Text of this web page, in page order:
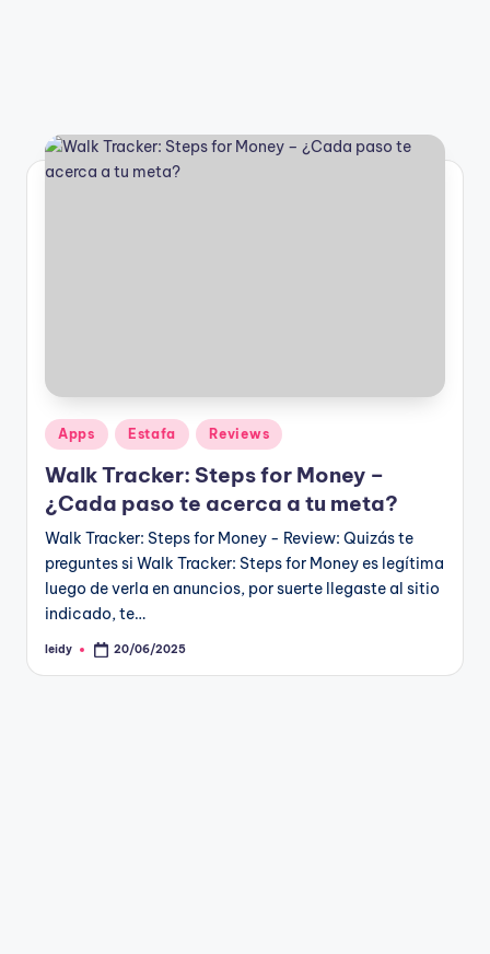
Publicado
en
Apps Estafa Reviews
Walk Tracker: Steps for Money –
¿Cada paso te acerca a tu meta?
Walk Tracker: Steps for Money - Review: Quizás te
preguntes si Walk Tracker: Steps for Money es legítima
luego de verla en anuncios, por suerte llegaste al sitio
indicado, te…
Publicado
leidy 20/06/2025